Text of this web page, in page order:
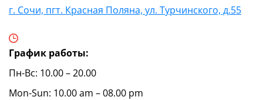
г. Сочи, пгт. Красная Поляна, ул. Турчинского, д.55
График работы:
Пн-Вс: 10.00 – 20.00
Mon-Sun: 10.00 am – 08.00 pm